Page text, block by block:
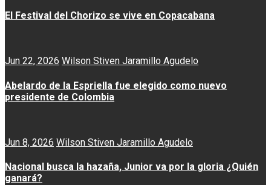
El Festival del Chorizo se vive en Copacabana
Jun 22, 2026 Wilson Stiven Jaramillo Agudelo
Abelardo de la Espriella fue elegido como nuevo
presidente de Colombia
Jun 8, 2026 Wilson Stiven Jaramillo Agudelo
Nacional busca la hazaña, Junior va por la gloria ¿Quién
ganará?